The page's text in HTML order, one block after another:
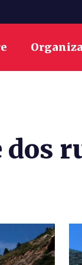
Organiza